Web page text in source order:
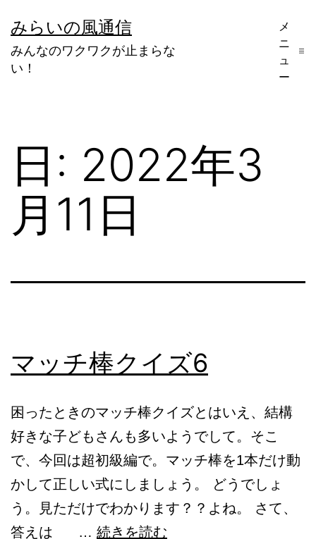
ン
テ
みらいの風通信
みんなのワクワクが止まらな
い！
メ
ニ
ュ
ー
日: 2022年3
月11日
マッチ棒クイズ6
困ったときのマッチ棒クイズとはいえ、結構
好きな子どもさんも多いようでして。そこ
で、今回は超初級編で。マッチ棒を1本だけ動
かして正しい式にしましょう。 どうでしょ
う。見ただけでわかります？？よね。 さて、
答えは … 続きを読む